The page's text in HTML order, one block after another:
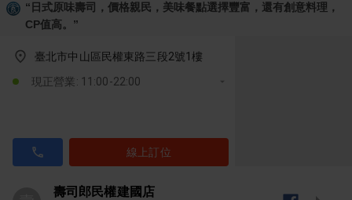
“ 日式原味壽司，價格親民，美味餐點選擇豐富，還有創意料理，
CP值高。 ”
臺北市中山區民權東路三段2號1樓
現正營業: 11:00-22:00
線上訂位
壽司郎民權建國店